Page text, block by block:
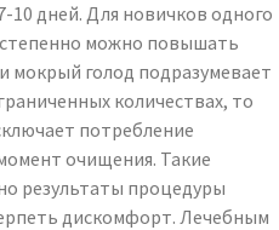
дней. Для новичков одного
можно повышать
мокрый голод подразумевает
количествах, то
потребление
очищения. Такие
результаты процедуры
дискомфорт. Лечебным